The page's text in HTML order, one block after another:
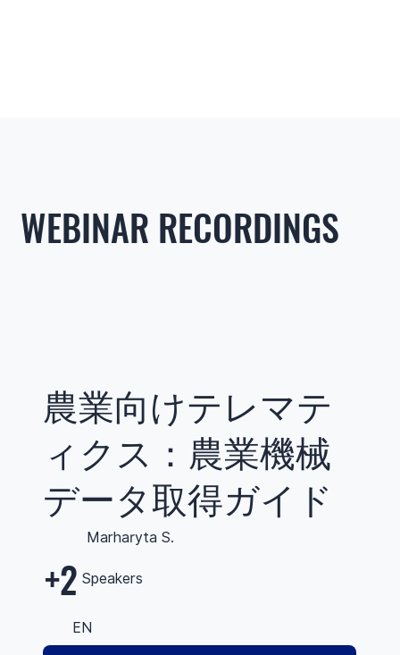
WEBINAR RECORDINGS
農業向けテレマテ
ィクス：農業機械
データ取得ガイド
Marharyta S.
+2 Speakers
EN